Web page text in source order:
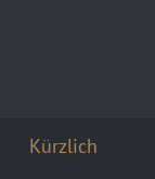
Kürzlich